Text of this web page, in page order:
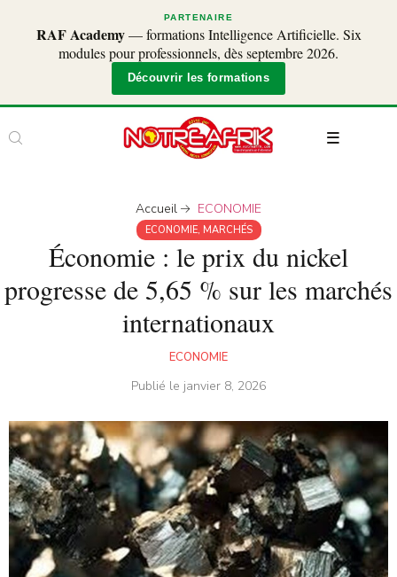
PARTENAIRE
RAF Academy— formations Intelligence Artificielle. Six
modules pour professionnels, dès septembre 2026.
Découvrir les formations
Accueil ECONOMIE
ECONOMIE, MARCHÉS
Économie : le prix du nickel
progresse de 5,65 % sur les marchés
internationaux
ECONOMIE
Publié le janvier 8, 2026